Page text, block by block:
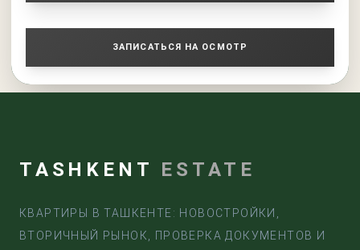
ЗАПИСАТЬСЯ НА ОСМОТР
TASHKENT ESTATE
КВАРТИРЫ В ТАШКЕНТЕ: НОВОСТРОЙКИ,
ВТОРИЧНЫЙ РЫНОК, ПРОВЕРКА ДОКУМЕНТОВ И